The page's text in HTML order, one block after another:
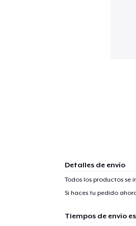
Detalles de envío
Todos los productos se
Si haces tu pedido
Tiempos de envío